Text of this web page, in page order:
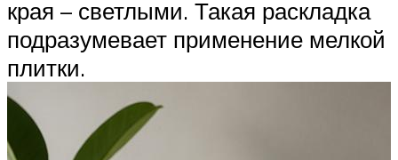
края – светлыми. Такая раскладка
подразумевает применение мелкой
плитки.